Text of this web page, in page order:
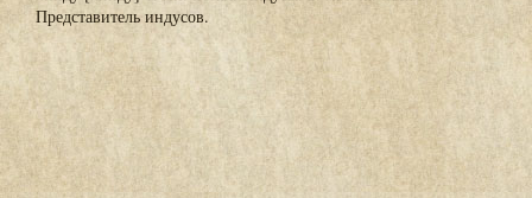
Представитель индусов.